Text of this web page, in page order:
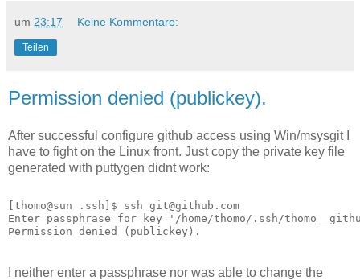
um 23:17 Keine Kommentare:
Teilen
Permission denied (publickey).
After successful configure github access using Win/msysgit I
have to fight on the Linux front. Just copy the private key file
generated with puttygen didnt work:
[thomo@sun .ssh]$ ssh git@github.com
Enter passphrase for key '/home/thomo/.ssh/
Permission denied (publickey).
I neither enter a passphrase nor was able to change the